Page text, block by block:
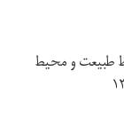
طبیعت و محیط